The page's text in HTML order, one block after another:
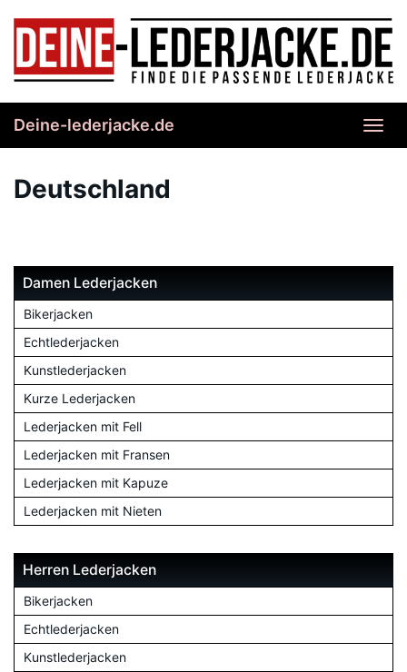
content
Deine-lederjacke.de
Deutschland
Damen Lederjacken
Bikerjacken
Echtlederjacken
Kunstlederjacken
Kurze Lederjacken
Lederjacken mit Fell
Lederjacken mit Fransen
Lederjacken mit Kapuze
Lederjacken mit Nieten
Herren Lederjacken
Bikerjacken
Echtlederjacken
Kunstlederjacken